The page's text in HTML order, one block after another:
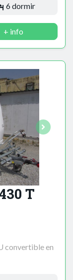
6 dormir
+ info
T
convertible en